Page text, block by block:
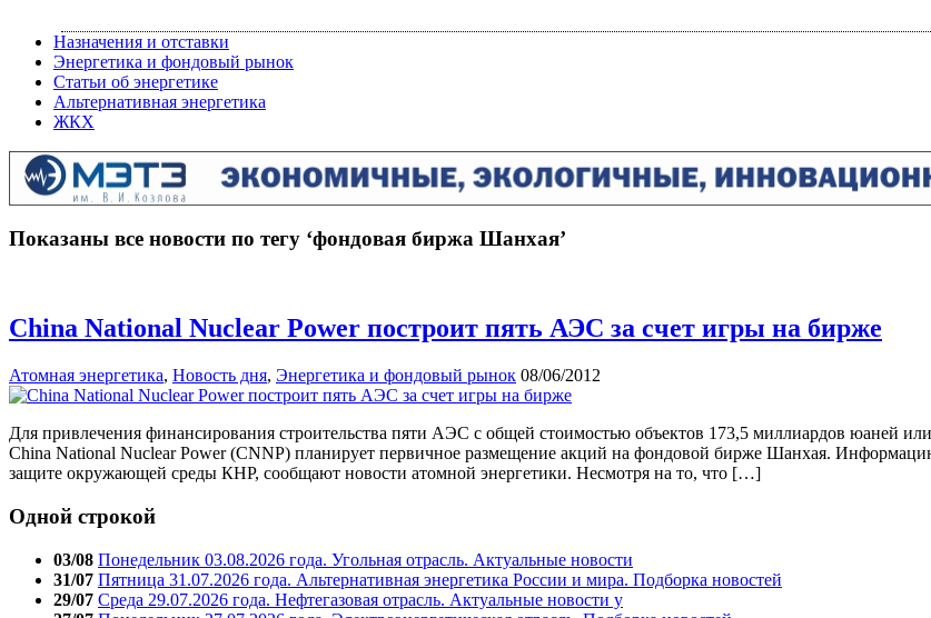
Назначения и отставки
Энергетика и фондовый рынок
Статьи об энергетике
Альтернативная энергетика
ЖКХ
Показаны все новости по тегу ‘фондовая биржа Шанхая’
China National Nuclear Power построит пять АЭС за счет игры на бирже
Атомная энергетика, Новость дня, Энергетика и фондовый рынок 08/06/2012
Для привлечения финансирования строительства пяти АЭС с общей стоимостью объектов 173,5 миллиардов юаней
China National Nuclear Power (СNNP) планирует первичное размещение акций на фондовой бирже Шанхая.
защите окружающей среды КНР, сообщают новости атомной энергетики. Несмотря на то, что […]
Одной строкой
03/08 Понедельник 03.08.2026 года. Угольная отрасль. Актуальные новости
31/07 Пятница 31.07.2026 года. Альтернативная энергетика России и мира. Подборка новостей
29/07 Среда 29.07.2026 года. Нефтегазовая отрасль. Актуальные новости у